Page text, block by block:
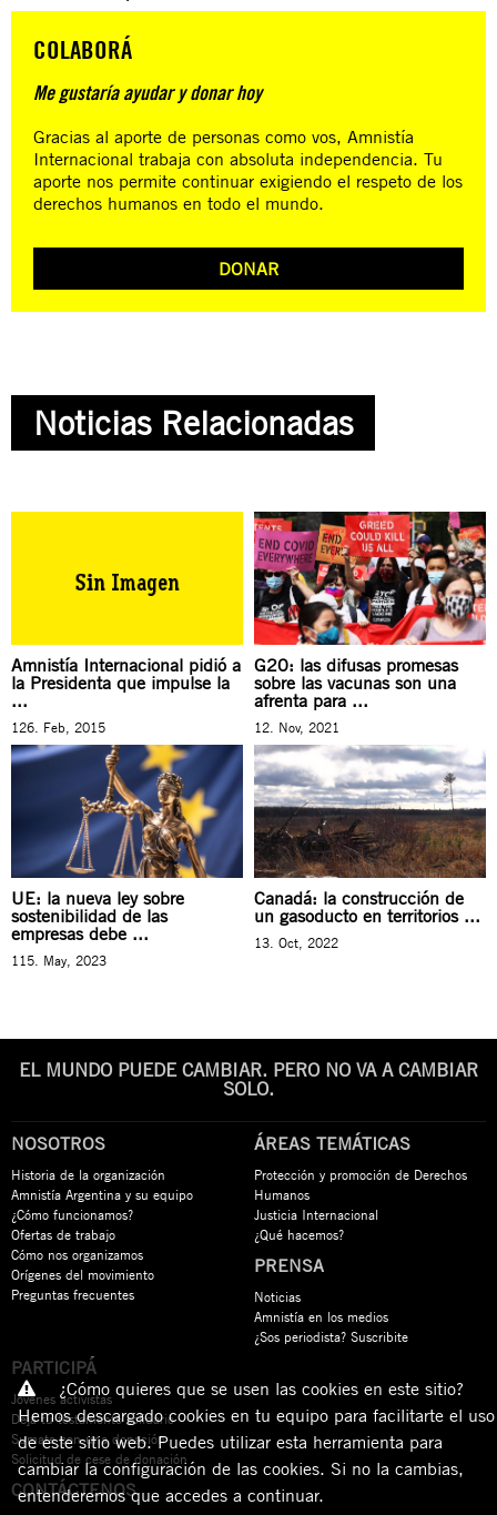
COLABORÁ
Me gustaría ayudar y donar hoy
Gracias al aporte de personas como vos, Amnistía
Internacional trabaja con absoluta independencia. Tu
aporte nos permite continuar exigiendo el respeto de los
derechos humanos en todo el mundo.
DONAR
Noticias Relacionadas
Amnistía Internacional pidió a
la Presidenta que impulse la
...
126. Feb, 2015
G20: las difusas promesas
sobre las vacunas son una
afrenta para ...
12. Nov, 2021
UE: la nueva ley sobre
sostenibilidad de las
empresas debe ...
115. May, 2023
Canadá: la construcción de
un gasoducto en territorios ...
13. Oct, 2022
EL MUNDO PUEDE CAMBIAR. PERO NO VA A CAMBIAR
SOLO.
NOSOTROS
Historia de la organización
Amnistía Argentina y su equipo
¿Cómo funcionamos?
Ofertas de trabajo
Cómo nos organizamos
Orígenes del movimiento
Preguntas frecuentes
ÁREAS TEMÁTICAS
Protección y promoción de Derechos
Humanos
Justicia Internacional
¿Qué hacemos?
PRENSA
Noticias
Amnistía en los medios
¿Sos periodista? Suscribite
PARTICIPÁ
Jóvenes activistas
Dejá tu testamento solidario
Sumate con una donación
Solicitud de cese de donación
CONTÁCTENOS
¿Cómo quieres que se usen las cookies en este sitio?
Hemos descargado cookies en tu equipo para facilitarte el uso
de este sitio web. Puedes utilizar esta herramienta para
cambiar la configuración de las cookies. Si no la cambias,
entenderemos que accedes a continuar.